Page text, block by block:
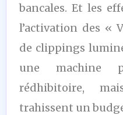
bancales. Et les
l’activation des «
de clippings
une machine
rédhibitoire,
trahissent un